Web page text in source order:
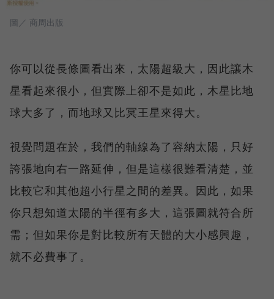
圖／ 商周出版
你可以從長條圖看出來，太陽超級大，因此讓木
星看起來很小，但實際上卻不是如此，木星比地
球大多了，而地球又比冥王星來得大。
視覺問題在於，我們的軸線為了容納太陽，只好
誇張地向右一路延伸，但是這樣很難看清楚，並
比較它和其他超小行星之間的差異。因此，如果
你只想知道太陽的半徑有多大，這張圖就符合所
需；但如果你是對比較所有天體的大小感興趣，
就不必費事了。